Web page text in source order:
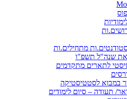
מתחילים.ות
שנה"ל תשפ"ו
לתארים מתקדמים
במבוא לסטטיסטיקה
תעודה – סיום לימודים